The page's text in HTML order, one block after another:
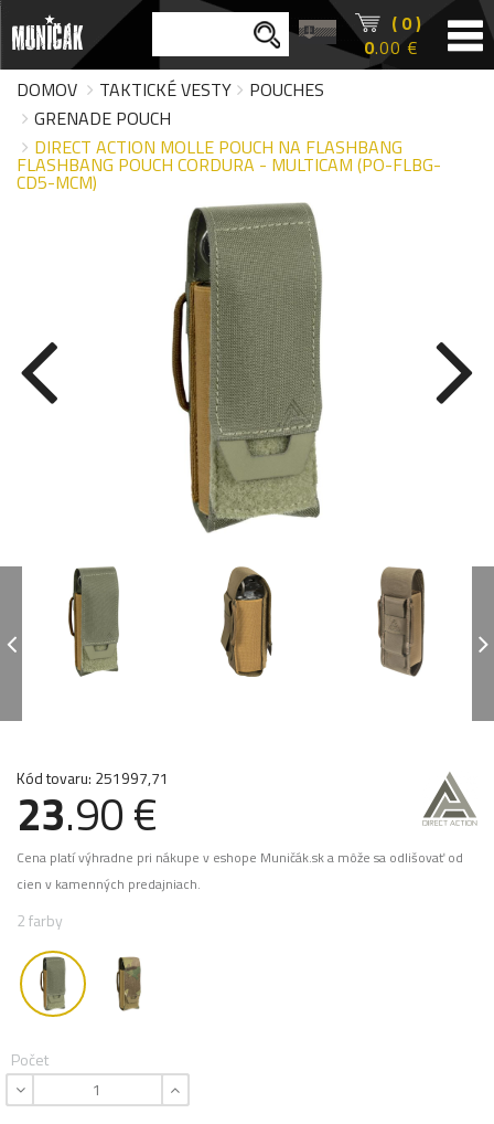
( 0 )
0.00 €
DOMOV
TAKTICKÉ VESTY
POUCHES
GRENADE POUCH
DIRECT ACTION MOLLE POUCH NA FLASHBANG
FLASHBANG POUCH CORDURA - MULTICAM (PO-FLBG-
CD5-MCM)
Kód tovaru: 251997,71
23.90 €
Cena platí výhradne pri nákupe v eshope Muničák.sk a môže sa odlišovať od
cien v kamenných predajniach.
2 farby
Počet